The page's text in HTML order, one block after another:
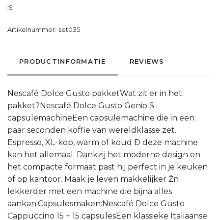
is.
Artikelnummer: set035
PRODUCTINFORMATIE REVIEWS
Nescafé Dolce Gusto pakketWat zit er in het
pakket?Nescafé Dolce Gusto Genio S
capsulemachineEen capsulemachine die in een
paar seconden koffie van wereldklasse zet.
Espresso, XL-kop, warm of koud Ð deze machine
kan het allemaal. Dankzij het moderne design en
het compacte formaat past hij perfect in je keuken
of op kantoor. Maak je leven makkelijker Žn
lekkerder met een machine die bijna alles
aankan.Capsulesmaken:Nescafé Dolce Gusto
Cappuccino 15 + 15 capsulesEen klassieke Italiaanse